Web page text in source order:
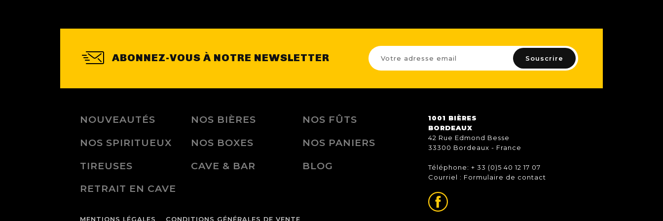
ABONNEZ-VOUS À NOTRE NEWSLETTER
NOUVEAUTÉS NOS BIÈRES
NOS FÛTS
NOS SPIRITUEUX
NOS BOXES
NOS PANIERS
TIREUSES
CAVE & BAR
BLOG
RETRAIT EN CAVE
1001 BIÈRES
BORDEAUX
42 Rue Edmond Besse
33300 Bordeaux - France
Téléphone: + 33 (0)5 40 12 17 07
Courriel : Formulaire de contact
MENTIONS LÉGALES CONDITIONS GÉNÉRALES DE VENTE